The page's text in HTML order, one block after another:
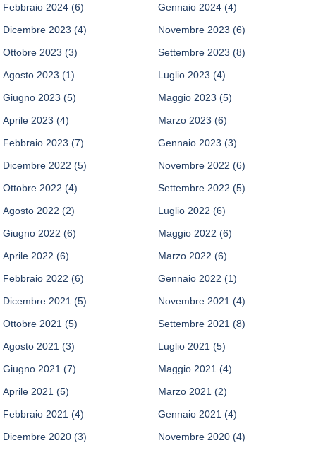
Febbraio 2024 (6) Gennaio 2024 (4)
Dicembre 2023 (4) Novembre 2023 (6)
Ottobre 2023 (3) Settembre 2023 (8)
Agosto 2023 (1) Luglio 2023 (4)
Giugno 2023 (5) Maggio 2023 (5)
Aprile 2023 (4) Marzo 2023 (6)
Febbraio 2023 (7) Gennaio 2023 (3)
Dicembre 2022 (5) Novembre 2022 (6)
Ottobre 2022 (4) Settembre 2022 (5)
Agosto 2022 (2) Luglio 2022 (6)
Giugno 2022 (6) Maggio 2022 (6)
Aprile 2022 (6) Marzo 2022 (6)
Febbraio 2022 (6) Gennaio 2022 (1)
Dicembre 2021 (5) Novembre 2021 (4)
Ottobre 2021 (5) Settembre 2021 (8)
Agosto 2021 (3) Luglio 2021 (5)
Giugno 2021 (7) Maggio 2021 (4)
Aprile 2021 (5) Marzo 2021 (2)
Febbraio 2021 (4) Gennaio 2021 (4)
Dicembre 2020 (3) Novembre 2020 (4)